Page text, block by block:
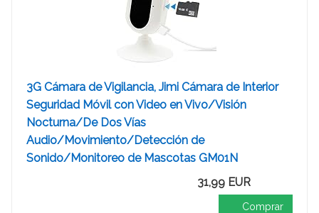
3G Cámara de Vigilancia, Jimi Cámara de Interior
Seguridad Móvil con Video en Vivo/Visión
Nocturna/De Dos Vías
Audio/Movimiento/Detección de
Sonido/Monitoreo de Mascotas GM01N
31,99 EUR
Comprar